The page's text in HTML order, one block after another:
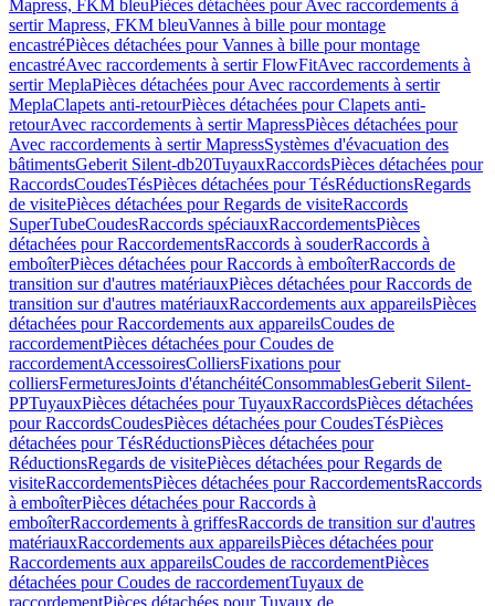
Mapress, FKM bleuPièces détachées pour Avec raccordements à
sertir Mapress, FKM bleuVannes à bille pour montage
encastréPièces détachées pour Vannes à bille pour montage
encastréAvec raccordements à sertir FlowFitAvec raccordements à
sertir MeplaPièces détachées pour Avec raccordements à sertir
MeplaClapets anti-retourPièces détachées pour Clapets anti-
retourAvec raccordements à sertir MapressPièces détachées pour
Avec raccordements à sertir MapressSystèmes d'évacuation des
bâtimentsGeberit Silent-db20TuyauxRaccordsPièces détachées pour
RaccordsCoudesTésPièces détachées pour TésRéductionsRegards
de visitePièces détachées pour Regards de visiteRaccords
SuperTubeCoudesRaccords spéciauxRaccordementsPièces
détachées pour RaccordementsRaccords à souderRaccords à
emboîterPièces détachées pour Raccords à emboîterRaccords de
transition sur d'autres matériauxPièces détachées pour Raccords de
transition sur d'autres matériauxRaccordements aux appareilsPièces
détachées pour Raccordements aux appareilsCoudes de
raccordementPièces détachées pour Coudes de
raccordementAccessoiresColliersFixations pour
colliersFermeturesJoints d'étanchéitéConsommablesGeberit Silent-
PPTuyauxPièces détachées pour TuyauxRaccordsPièces détachées
pour RaccordsCoudesPièces détachées pour CoudesTésPièces
détachées pour TésRéductionsPièces détachées pour
RéductionsRegards de visitePièces détachées pour Regards de
visiteRaccordementsPièces détachées pour RaccordementsRaccords
à emboîterPièces détachées pour Raccords à
emboîterRaccordements à griffesRaccords de transition sur d'autres
matériauxRaccordements aux appareilsPièces détachées pour
Raccordements aux appareilsCoudes de raccordementPièces
détachées pour Coudes de raccordementTuyaux de
raccordementPièces détachées pour Tuyaux de